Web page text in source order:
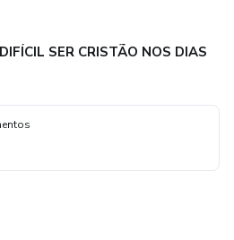
SER CRISTÃO NOS DIAS